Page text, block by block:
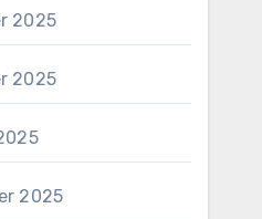
2025
2025
2025